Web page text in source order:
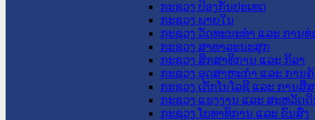
ກະຊວງ ປ້ອງກັນປະເທດ
ກະຊວງ ພາຍໃນ
ກະຊວງ ວັດທະນະທຳ ແລະ ການທ່
ກະຊວງ ສາທາລະນະສຸກ
ກະຊວງ ສຶກສາທິການ ແລະ ກິລາ
ກະຊວງ ອຸດສາຫະກຳ ແລະ ການຄ້
ກະຊວງ ເຕັກໂນໂລຊີ ແລະ ການສື່
ກະຊວງ ແຮງງານ ແລະ ສະຫວັດ
ກະຊວງ ໂຍທາທິການ ແລະ ຂົນສົ່ງ